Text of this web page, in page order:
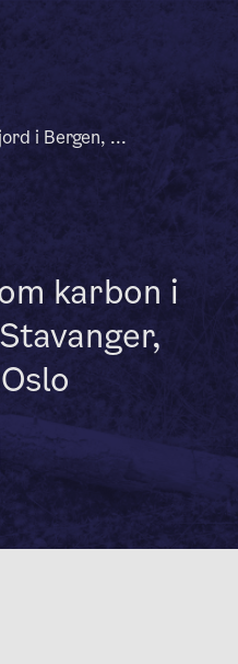
i Bergen, ...
karbon i